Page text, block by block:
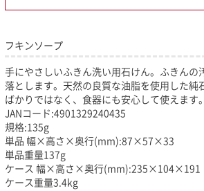
フキンソープ
手にやさしいふきん洗い用石けん。ふきんの
落とします。天然の良質な油脂を使用した純
ばかりではなく、食器にも安心して使えます。
JANコード:4901329240435
規格:135g
単品 幅×高さ×奥行(mm):87×57×33
単品重量137g
ケース 幅×高さ×奥行(mm):235×104×191
ケース重量3.4kg